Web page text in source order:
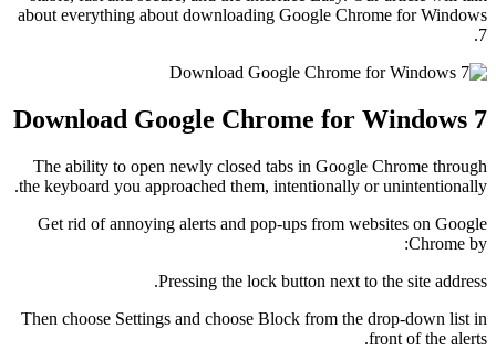
about everything about downloading Google Chrome for Windows
7.
Download Google Chrome for Windows 7
The ability to open newly closed tabs in Google Chrome through
the keyboard you approached them, intentionally or unintentionally.
Get rid of annoying alerts and pop-ups from websites on Google
Chrome by:
Pressing the lock button next to the site address.
Then choose Settings and choose Block from the drop-down list in
front of the alerts.